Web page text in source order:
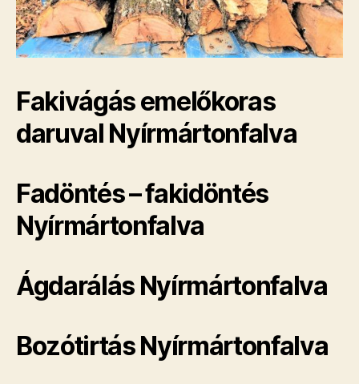
Fakivágás emelőkoras
daruval Nyírmártonfalva
Fadöntés – fakidöntés
Nyírmártonfalva
Ágdarálás Nyírmártonfalva
Bozótirtás Nyírmártonfalva